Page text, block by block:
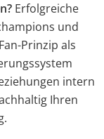
Erfolgreiche
und
Prinzip als
intern
Ihren